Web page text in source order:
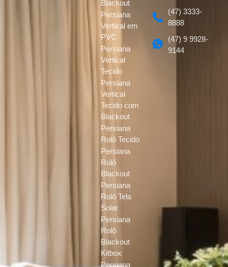
Blackout
Persiana
Vertical em
PVC
Persiana
Vertical
Tecido
Persiana
Vertical
Tecido com
Blackout
Persiana
Rolô Tecido
Persiana
Rolô
Blackout
Persiana
Rolô Tela
Solar
Persiana
Rolô
Blackout
Kitbox
Persiana
(47) 3333-
8888
(47) 9 9928-
9144